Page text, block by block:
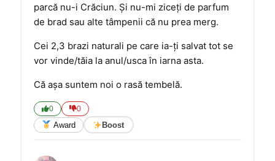
parcă nu-i Crăciun. Și nu-mi ziceți de parfum
de brad sau alte tâmpenii că nu prea merg.
Cei 2,3 brazi naturali pe care ia-ți salvat tot se
vor vinde/tăia la anul/usca în iarna asta.
Că așa suntem noi o rasă tembelă.
0 0
Award Boost